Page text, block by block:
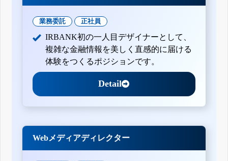
業務委託 正社員
IRBANK初の一人目デザイナーとして、
複雑な金融情報を美しく直感的に届ける
体験をつくるポジションです。
Detail
Webメディアディレクター